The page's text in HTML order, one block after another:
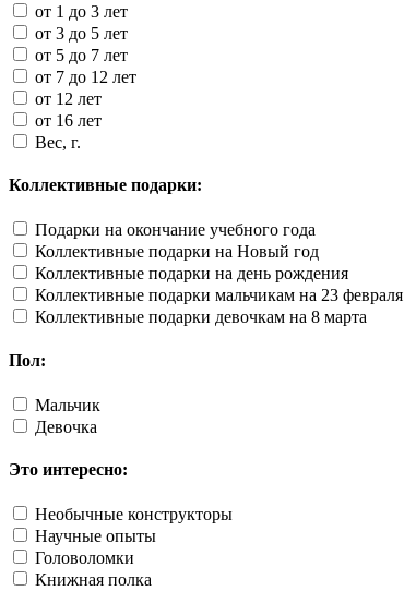
от 1 до 3 лет
от 3 до 5 лет
от 5 до 7 лет
от 7 до 12 лет
от 12 лет
от 16 лет
Вес, г.
Коллективные подарки:
Подарки на окончание учебного года
Коллективные подарки на Новый год
Коллективные подарки на день рождения
Коллективные подарки мальчикам на 23 февраля
Коллективные подарки девочкам на 8 марта
Пол:
Мальчик
Девочка
Это интересно:
Необычные конструкторы
Научные опыты
Головоломки
Книжная полка